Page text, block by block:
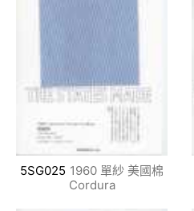
5SG025 1960 單紗 美國棉
Cordura